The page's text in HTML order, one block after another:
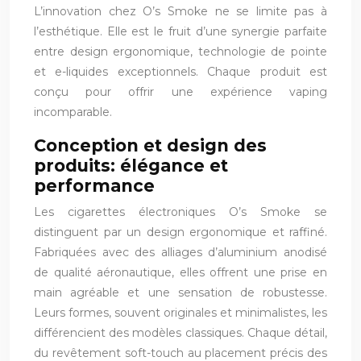
L’innovation chez O’s Smoke ne se limite pas à
l’esthétique. Elle est le fruit d’une synergie parfaite
entre design ergonomique, technologie de pointe
et e-liquides exceptionnels. Chaque produit est
conçu pour offrir une expérience vaping
incomparable.
Conception et design des
produits: élégance et
performance
Les cigarettes électroniques O’s Smoke se
distinguent par un design ergonomique et raffiné.
Fabriquées avec des alliages d’aluminium anodisé
de qualité aéronautique, elles offrent une prise en
main agréable et une sensation de robustesse.
Leurs formes, souvent originales et minimalistes, les
différencient des modèles classiques. Chaque détail,
du revêtement soft-touch au placement précis des